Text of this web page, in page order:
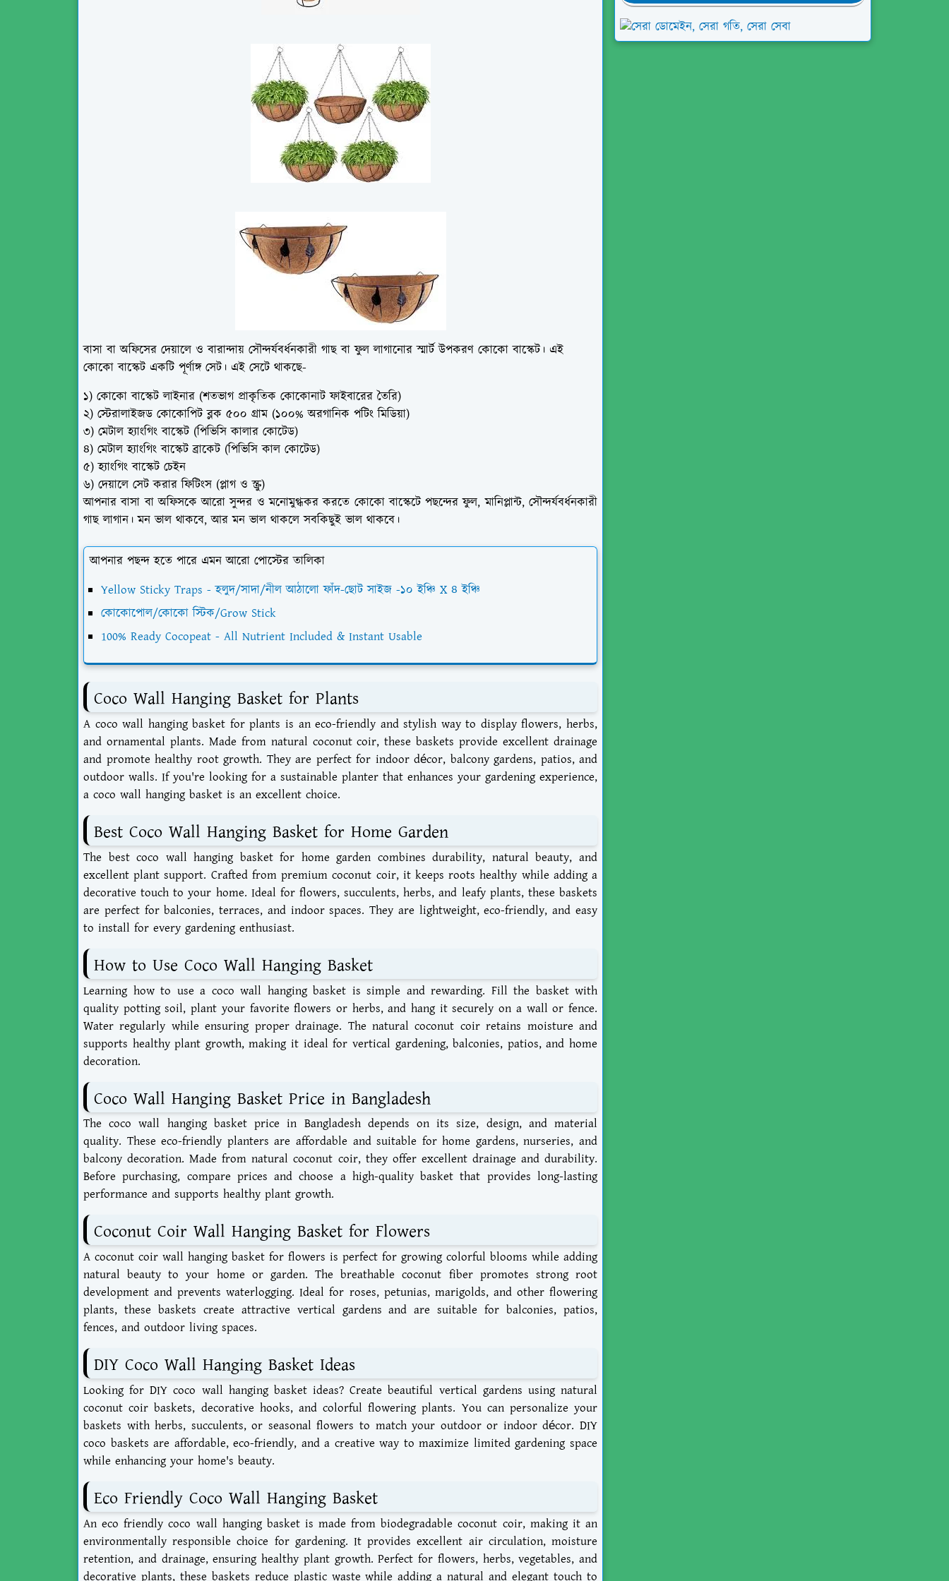
বাসা বা অফিসের দেয়ালে ও বারান্দায় সৌন্দর্যবর্ধনকারী গাছ বা ফুল লাগানোর স্মার্ট উপকরণ কোকো বাস্কেট। এই
কোকো বাস্কেট একটি পূর্ণাঙ্গ সেট। এই সেটে থাকছে-
১) কোকো বাস্কেট লাইনার (শতভাগ প্রাকৃতিক কোকোনাট ফাইবারের তৈরি)
২) স্টেরালাইজড কোকোপিট ব্লক ৫০০ গ্রাম (১০০% অরগানিক পটিং মিডিয়া)
৩) মেটাল হ্যাংগিং বাস্কেট (পিভিসি কালার কোটেড)
৪) মেটাল হ্যাংগিং বাস্কেট ব্রাকেট (পিভিসি কাল কোটেড)
৫) হ্যাংগিং বাস্কেট চেইন
৬) দেয়ালে সেট করার ফিটিংস (প্লাগ ও স্ক্রু)
আপনার বাসা বা অফিসকে আরো সুন্দর ও মনোমুগ্ধকর করতে কোকো বাস্কেটে পছন্দের ফুল, মানিপ্লান্ট, সৌন্দর্যবর্ধনকারী
গাছ লাগান। মন ভাল থাকবে, আর মন ভাল থাকলে সবকিছুই ভাল থাকবে।
আপনার পছন্দ হতে পারে এমন আরো পোস্টের তালিকা
Yellow Sticky Traps - হলুদ/সাদা/নীল আঠালো ফাঁদ-ছোট সাইজ -১০ ইঞ্চি X ৪ ইঞ্চি
কোকোপোল/কোকো স্টিক/Grow Stick
100% Ready Cocopeat - All Nutrient Included & Instant Usable
Coco Wall Hanging Basket for Plants
A coco wall hanging basket for plants is an eco-friendly and stylish way to display flowers, herbs,
and ornamental plants. Made from natural coconut coir, these baskets provide excellent drainage
and promote healthy root growth. They are perfect for indoor décor, balcony gardens, patios, and
outdoor walls. If you're looking for a sustainable planter that enhances your gardening experience,
a coco wall hanging basket is an excellent choice.
Best Coco Wall Hanging Basket for Home Garden
The best coco wall hanging basket for home garden combines durability, natural beauty, and
excellent plant support. Crafted from premium coconut coir, it keeps roots healthy while adding a
decorative touch to your home. Ideal for flowers, succulents, herbs, and leafy plants, these baskets
are perfect for balconies, terraces, and indoor spaces. They are lightweight, eco-friendly, and easy
to install for every gardening enthusiast.
How to Use Coco Wall Hanging Basket
Learning how to use a coco wall hanging basket is simple and rewarding. Fill the basket with
quality potting soil, plant your favorite flowers or herbs, and hang it securely on a wall or fence.
Water regularly while ensuring proper drainage. The natural coconut coir retains moisture and
supports healthy plant growth, making it ideal for vertical gardening, balconies, patios, and home
decoration.
Coco Wall Hanging Basket Price in Bangladesh
Thecoco wall hanging basket price in Bangladeshdepends on its size, design, and material
quality. These eco-friendly planters are affordable and suitable for home gardens, nurseries, and
balcony decoration. Made from natural coconut coir, they offer excellent drainage and durability.
Before purchasing, compare prices and choose a high-quality basket that provides long-lasting
performance and supports healthy plant growth.
Coconut Coir Wall Hanging Basket for Flowers
A coconut coir wall hanging basket for flowers is perfect for growing colorful blooms while adding
natural beauty to your home or garden. The breathable coconut fiber promotes strong root
development and prevents waterlogging. Ideal for roses, petunias, marigolds, and other flowering
plants, these baskets create attractive vertical gardens and are suitable for balconies, patios,
fences, and outdoor living spaces.
DIY Coco Wall Hanging Basket Ideas
Looking forDIY coco wall hanging basket ideas? Create beautiful vertical gardens using natural
coconut coir baskets, decorative hooks, and colorful flowering plants. You can personalize your
baskets with herbs, succulents, or seasonal flowers to match your outdoor or indoor décor. DIY
coco baskets are affordable, eco-friendly, and a creative way to maximize limited gardening space
while enhancing your home's beauty.
Eco Friendly Coco Wall Hanging Basket
Aneco friendly coco wall hanging basketis made from biodegradable coconut coir, making it an
environmentally responsible choice for gardening. It provides excellent air circulation, moisture
retention, and drainage, ensuring healthy plant growth. Perfect for flowers, herbs, vegetables, and
decorative plants, these baskets reduce plastic waste while adding a natural and elegant touch to